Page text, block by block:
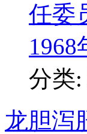
任委
1968
分类:
龙胆泻